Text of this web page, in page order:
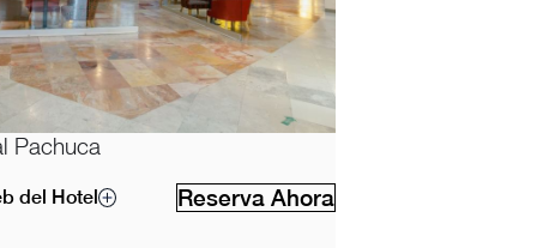
Pachuca
del Hotel Reserva Ahora